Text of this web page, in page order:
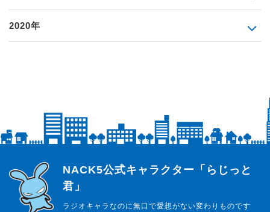
2020年
らじっと君
NACK5公式キャラクター「らじっと
君」
ラジオキャラなのに無口で愛想がない変わりものです